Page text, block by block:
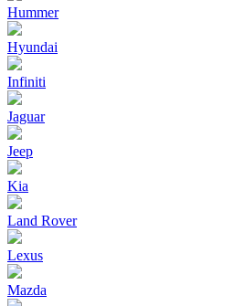
Hummer
Hyundai
Infiniti
Jaguar
Jeep
Kia
Land Rover
Lexus
Mazda